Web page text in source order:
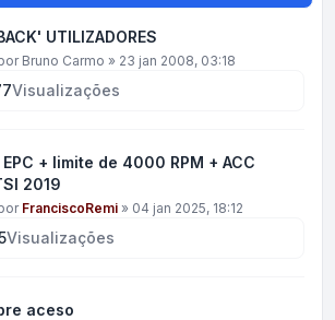
UTILIZADORES
Bruno Carmo » 23 jan 2008, 03:18
Visualizações
+ limite de 4000 RPM + ACC
2019
FranciscoRemi » 04 jan 2025, 18:12
Visualizações
aceso